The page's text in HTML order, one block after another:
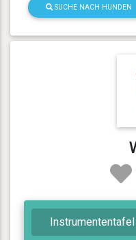
SUCHE NACH HUNDEN
Instrumententafel